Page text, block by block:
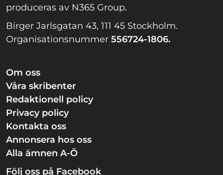
produceras av N365 Group.
Birger Jarlsgatan 43, 111 45 Stockholm.
Organisationsnummer 556724-1806.
Om oss
Våra skribenter
Redaktionell policy
Privacy policy
Kontakta oss
Annonsera hos oss
Alla ämnen A-Ö
Följ oss på Facebook